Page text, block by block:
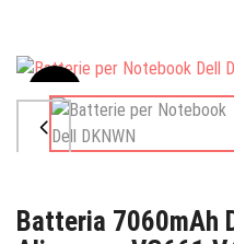
Sale
Batteria 7060mAh